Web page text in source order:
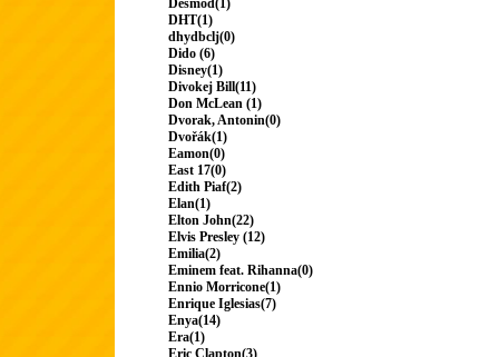
Desmod(1)
DHT(1)
dhydbclj(0)
Dido (6)
Disney(1)
Divokej Bill(11)
Don McLean (1)
Dvorak, Antonin(0)
Dvořák(1)
Eamon(0)
East 17(0)
Edith Piaf(2)
Elan(1)
Elton John(22)
Elvis Presley (12)
Emilia(2)
Eminem feat. Rihanna(0)
Ennio Morricone(1)
Enrique Iglesias(7)
Enya(14)
Era(1)
Eric Clapton(3)